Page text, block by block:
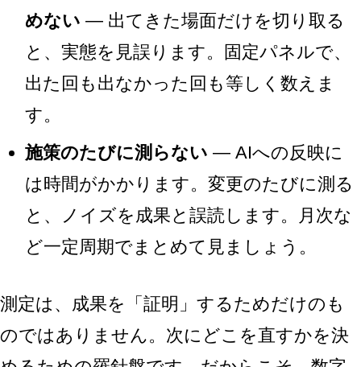
めない — 出てきた場面だけを切り取る
と、実態を見誤ります。固定パネルで、
出た回も出なかった回も等しく数えま
す。
施策のたびに測らない — AIへの反映に
は時間がかかります。変更のたびに測る
と、ノイズを成果と誤読します。月次な
ど一定周期でまとめて見ましょう。
測定は、成果を「証明」するためだけのも
のではありません。次にどこを直すかを決